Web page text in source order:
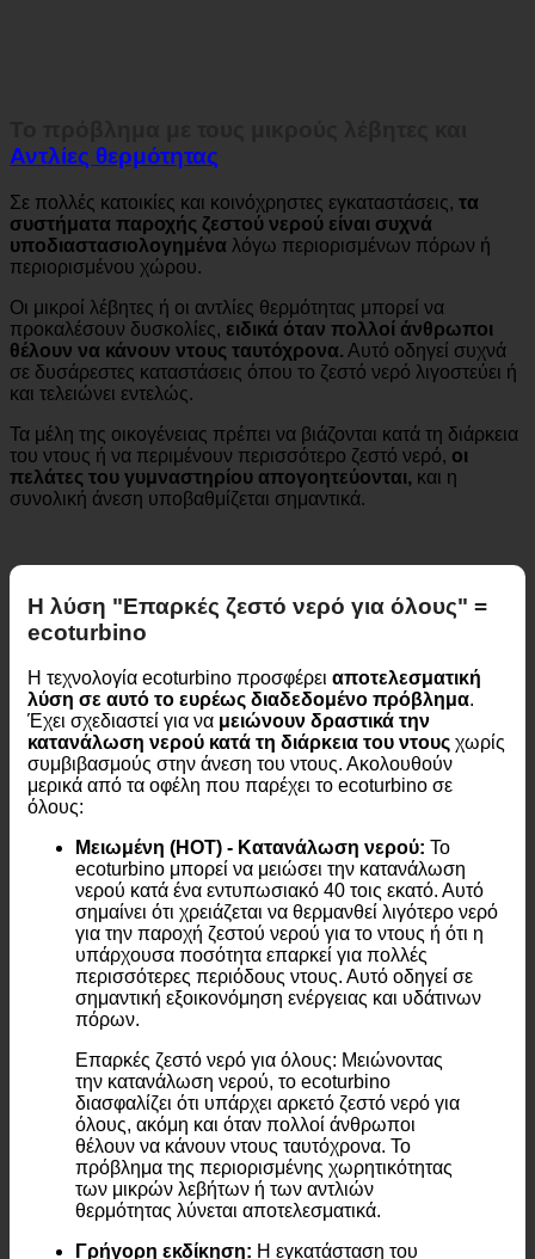
Το πρόβλημα με τους μικρούς λέβητες και
Αντλίες θερμότητας
Σε πολλές κατοικίες και κοινόχρηστες εγκαταστάσεις,
συστήματα παροχής ζεστού νερού είναι συχνά
υποδιαστασιολογημένα
Οι μικροί λέβητες ή οι αντλίες θερμότητας μπορεί να
προκαλέσουν δυσκολίες, ειδικά όταν πολλοί άνθρωποι
θέλουν να κάνουν ντους ταυτόχρονα.Αυτό οδηγεί συχνά
σε δυσάρεστες καταστάσεις όπου το ζεστό νερό λιγοστεύει ή
Τα μέλη της οικογένειας πρέπει να βιάζονται κατά τη διάρκεια
του ντους ή να περιμένουν περισσότερο ζεστό νερό,οι
πελάτες του γυμναστηρίου απογοητεύονται,
Η λύση "Επαρκές ζεστό νερό για όλους" =
Η τεχνολογία ecoturbino προσφέρειαποτελεσματική
λύση σε αυτό το ευρέως διαδεδομένο πρόβλημα
Έχει σχεδιαστεί για ναμειώνουν δραστικά την
κατανάλωση νερού κατά τη διάρκεια του ντουςχωρίς
συμβιβασμούς στην άνεση του ντους. Ακολουθούν
μερικά από τα οφέλη που παρέχει το ecoturbino σε
Μειωμένη (HOT) - Κατανάλωση νερού:Το
ecoturbino μπορεί να μειώσει την κατανάλωση
νερού κατά ένα εντυπωσιακό 40 τοις εκατό. Αυτό
σημαίνει ότι χρειάζεται να θερμανθεί λιγότερο νερό
για την παροχή ζεστού νερού για το ντους ή ότι η
υπάρχουσα ποσότητα επαρκεί για πολλές
περισσότερες περιόδους ντους. Αυτό οδηγεί σε
σημαντική εξοικονόμηση ενέργειας και υδάτινων
Επαρκές ζεστό νερό για όλους: Μειώνοντας
την κατανάλωση νερού, το ecoturbino
διασφαλίζει ότι υπάρχει αρκετό ζεστό νερό για
όλους, ακόμη και όταν πολλοί άνθρωποι
θέλουν να κάνουν ντους ταυτόχρονα. Το
πρόβλημα της περιορισμένης χωρητικότητας
των μικρών λεβήτων ή των αντλιών